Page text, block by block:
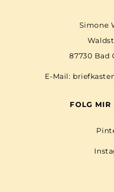
Simone
87730 Bad
E-Mail:
FOLG MIR